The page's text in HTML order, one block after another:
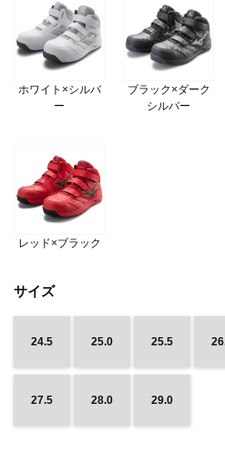
ホワイト×シルバ
ー
ブラック×ダーク
シルバー
レッド×ブラック
サイズ
24.5 25.0 25.5
27.5 28.0 29.0